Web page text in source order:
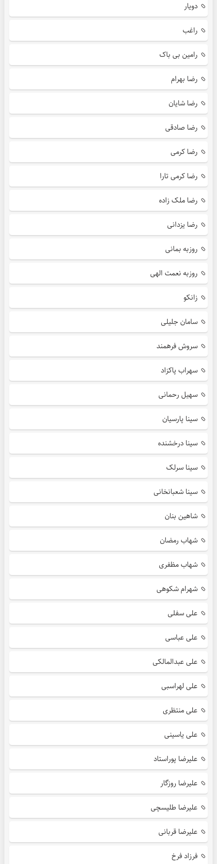
دویار
راغب
رامین بی باک
رضا بهرام
رضا شایان
رضا صادقی
رضا کرمی
رضا کرمی تارا
رضا ملک زاده
رضا یزدانی
روزبه بمانی
روزبه نعمت الهی
زانکو
سامان جلیلی
سروش فرهمند
سهراب پاکزاد
سهیل رحمانی
سینا پارسیان
سینا درخشنده
سینا سرلک
سینا شعبانخانی
شاهین بنان
شهاب رمضان
شهاب مظفری
شهرام شکوهی
علی سفلی
علی عباسی
علی عبدالمالکی
علی لهراسبی
علی منتظری
علی یاسینی
علیرضا پوراستاد
علیرضا روزگار
علیرضا طلیسچی
علیرضا قربانی
فرزاد فرخ